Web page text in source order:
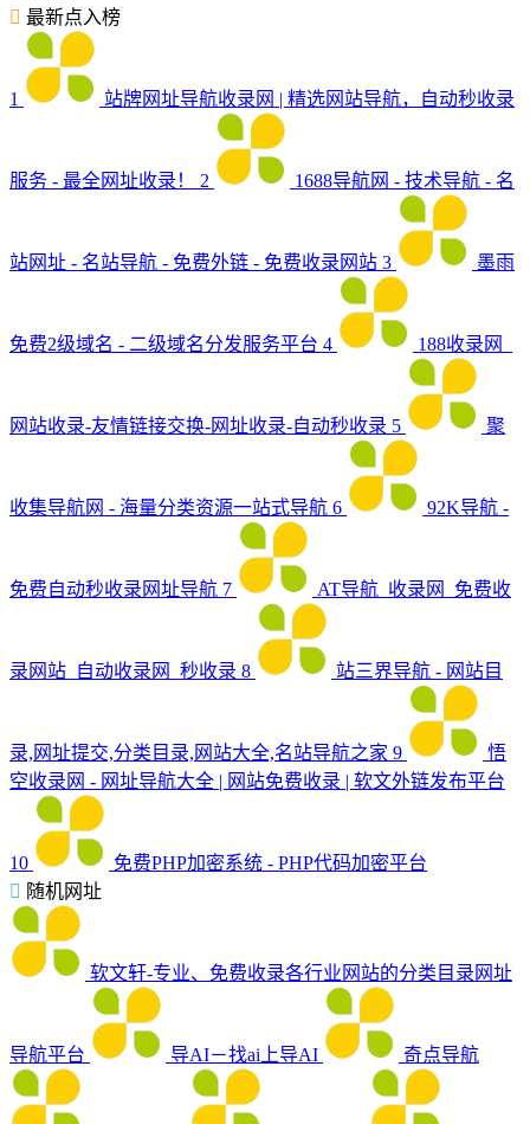
最新点入榜
1 站牌网址导航收录网 | 精选网站导航，自动秒收录
服务 - 最全网址收录！ 2 1688导航网 - 技术导航 - 名
站网址 - 名站导航 - 免费外链 - 免费收录网站 3 墨雨
免费2级域名 - 二级域名分发服务平台 4 188收录网_
网站收录-友情链接交换-网址收录-自动秒收录 5 聚
收集导航网 - 海量分类资源一站式导航 6 92K导航 -
免费自动秒收录网址导航 7 AT导航_收录网_免费收
录网站_自动收录网_秒收录 8 站三界导航 - 网站目
录,网址提交,分类目录,网站大全,名站导航之家 9
悟
空收录网 - 网址导航大全 | 网站免费收录 | 软文外链发布平台
10
免费PHP加密系统 - PHP代码加密平台
随机网址
软文轩-专业、免费收录各行业网站的分类目录网址
导航平台 导AI－找ai上导AI 奇点导航